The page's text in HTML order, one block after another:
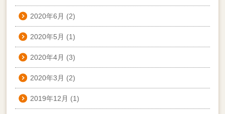
2020年6月 (2)
2020年5月 (1)
2020年4月 (3)
2020年3月 (2)
2019年12月 (1)